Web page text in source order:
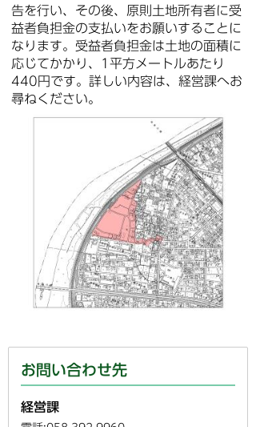
告を行い、その後、原則土地所有者に受
益者負担金の支払いをお願いすることに
なります。受益者負担金は土地の面積に
応じてかかり、1平方メートルあたり
440円です。詳しい内容は、経営課へお
尋ねください。
お問い合わせ先
経営課